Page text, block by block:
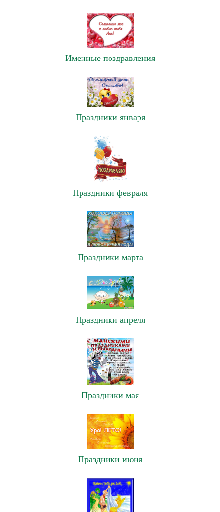
Именные поздравления
Праздники января
Праздники февраля
Праздники марта
Праздники апреля
Праздники мая
Праздники июня